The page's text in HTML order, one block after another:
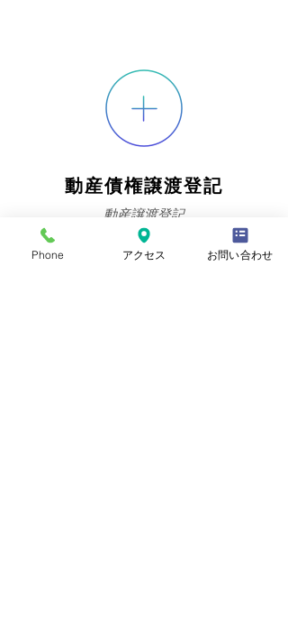
動産債権譲渡登記
動産譲渡登記
​債権譲渡登記
Phone アクセス お問い合わせ